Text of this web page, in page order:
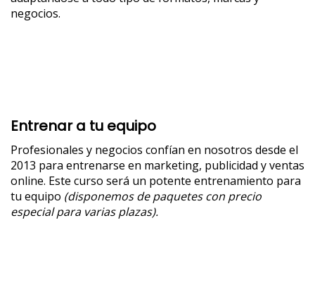
negocios.
Entrenar a tu equipo
Profesionales y negocios confían en nosotros desde el
2013 para entrenarse en marketing, publicidad y ventas
online. Este curso será un potente entrenamiento para
tu equipo (disponemos de paquetes con precio
especial para varias plazas).